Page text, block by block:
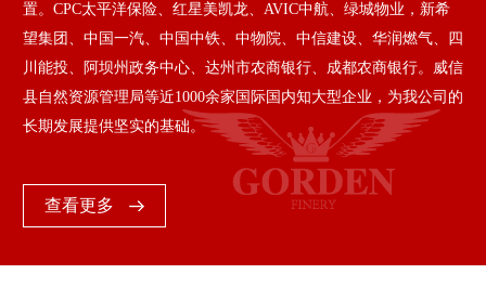
置。CPC太平洋保险、红星美凯龙、AVIC中航、绿城物业，新希
望集团、中国一汽、中国中铁、中物院、中信建设、华润燃气、四
川能投、阿坝州政务中心、达州市农商银行、成都农商银行。威信
县自然资源管理局等近1000余家国际国内知大型企业，为我公司的
长期发展提供坚实的基础。
查看更多